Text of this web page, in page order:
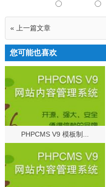
« 上一篇文章
您可能也喜欢
PHPCMS V9 模板制...